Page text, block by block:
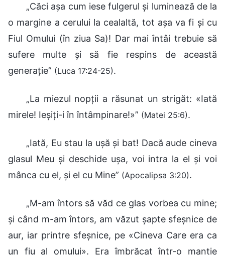
„Căci așa cum iese fulgerul și luminează de la
o margine a cerului la cealaltă, tot așa va fi și cu
Fiul Omului (în ziua Sa)! Dar mai întâi trebuie să
sufere multe și să fie respins de această
generație” (Luca 17:24-25).
„La miezul nopții a răsunat un strigăt: «Iată
mirele! Ieșiți-i în întâmpinare!»” (Matei 25:6).
„Iată, Eu stau la ușă și bat! Dacă aude cineva
glasul Meu și deschide ușa, voi intra la el și voi
mânca cu el, și el cu Mine” (Apocalipsa 3:20).
„M-am întors să văd ce glas vorbea cu mine;
și când m-am întors, am văzut șapte sfeșnice de
aur, iar printre sfeșnice, pe «Cineva Care era ca
un fiu al omului». Era îmbrăcat într-o mantie